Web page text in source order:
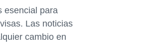
esencial para
Las noticias
cambio en